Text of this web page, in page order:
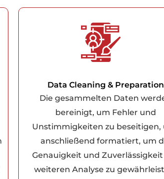
Data Cleaning & Preparation
Die gesammelten Daten
bereinigt, um Fehler und
Unstimmigkeiten zu beseitigen,
anschließend formatiert, um
Genauigkeit und
weiteren Analyse zu